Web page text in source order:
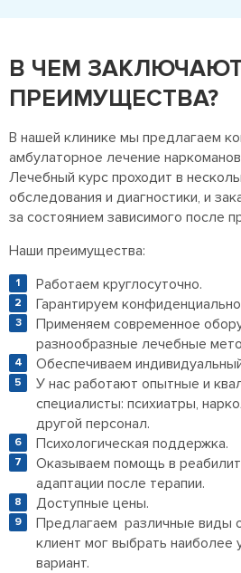
В ЧЕМ
ПРЕИМУЩЕСТВА?
В нашей клинике мы предлагаем
амбулаторное лечение
Лечебный курс проходит в
обследования и диагностики, и
за состоянием зависимого после
Наши преимущества:
Работаем круглосуточно.
Гарантируем
Применяем современное
разнообразные лечебные
Обеспечиваем
У нас работают опытные и
специалисты: психиатры,
другой персонал.
Психологическая поддержка.
Оказываем помощь в
адаптации после терапии.
Доступные цены.
Предлагаем различные виды
клиент мог выбрать наиболее
вариант.